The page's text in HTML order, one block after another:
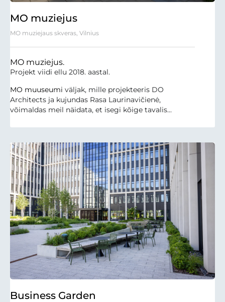
MO muziejus
MO muziejaus skveras, Vilnius
MO muziejus.
Projekt viidi ellu 2018. aastal.
MO muuseumi väljak, mille projekteeris DO
Architects ja kujundas Rasa Laurinavičienė,
võimaldas meil näidata, et isegi kõige tavalis...
Business Garden